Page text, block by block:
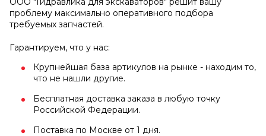
проблему максимально оперативного подбора
требуемых запчастей.
Гарантируем, что у нас:
Крупнейшая база артикулов на рынке - находим то,
что не нашли другие.
Бесплатная доставка заказа в любую точку
Российской Федерации.
Поставка по Москве от 1 дня.